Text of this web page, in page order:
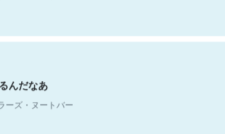
んだなあ
ズ・ヌートバー